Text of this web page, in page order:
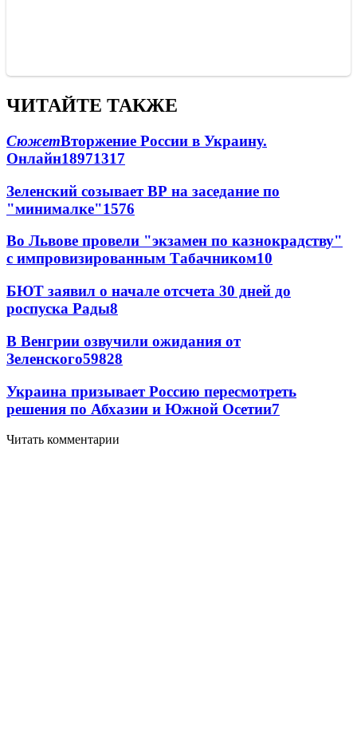
ЧИТАЙТЕ ТАКЖЕ
СюжетВторжение России в Украину.
Онлайн18971317
Зеленский созывает ВР на заседание по
"минималке"1576
Во Львове провели "экзамен по казнокрадству"
с импровизированным Табачником10
БЮТ заявил о начале отсчета 30 дней до
роспуска Рады8
В Венгрии озвучили ожидания от
Зеленского59828
Украина призывает Россию пересмотреть
решения по Абхазии и Южной Осетии7
Читать комментарии